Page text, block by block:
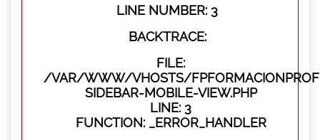
LINE NUMBER: 3
BACKTRACE:
FILE:
/VAR/WWW/VHOSTS/
SIDEBAR-MOBILE-VIEW.PHP
LINE: 3
FUNCTION: _ERROR_HANDLER